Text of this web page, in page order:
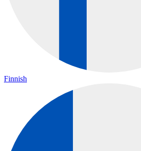
Finnish